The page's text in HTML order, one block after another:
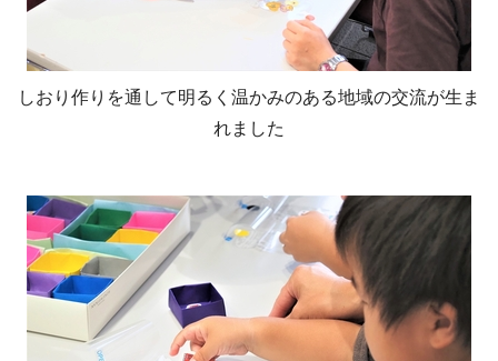
しおり作りを通して明るく温かみのある地域の交流が生ま
れました